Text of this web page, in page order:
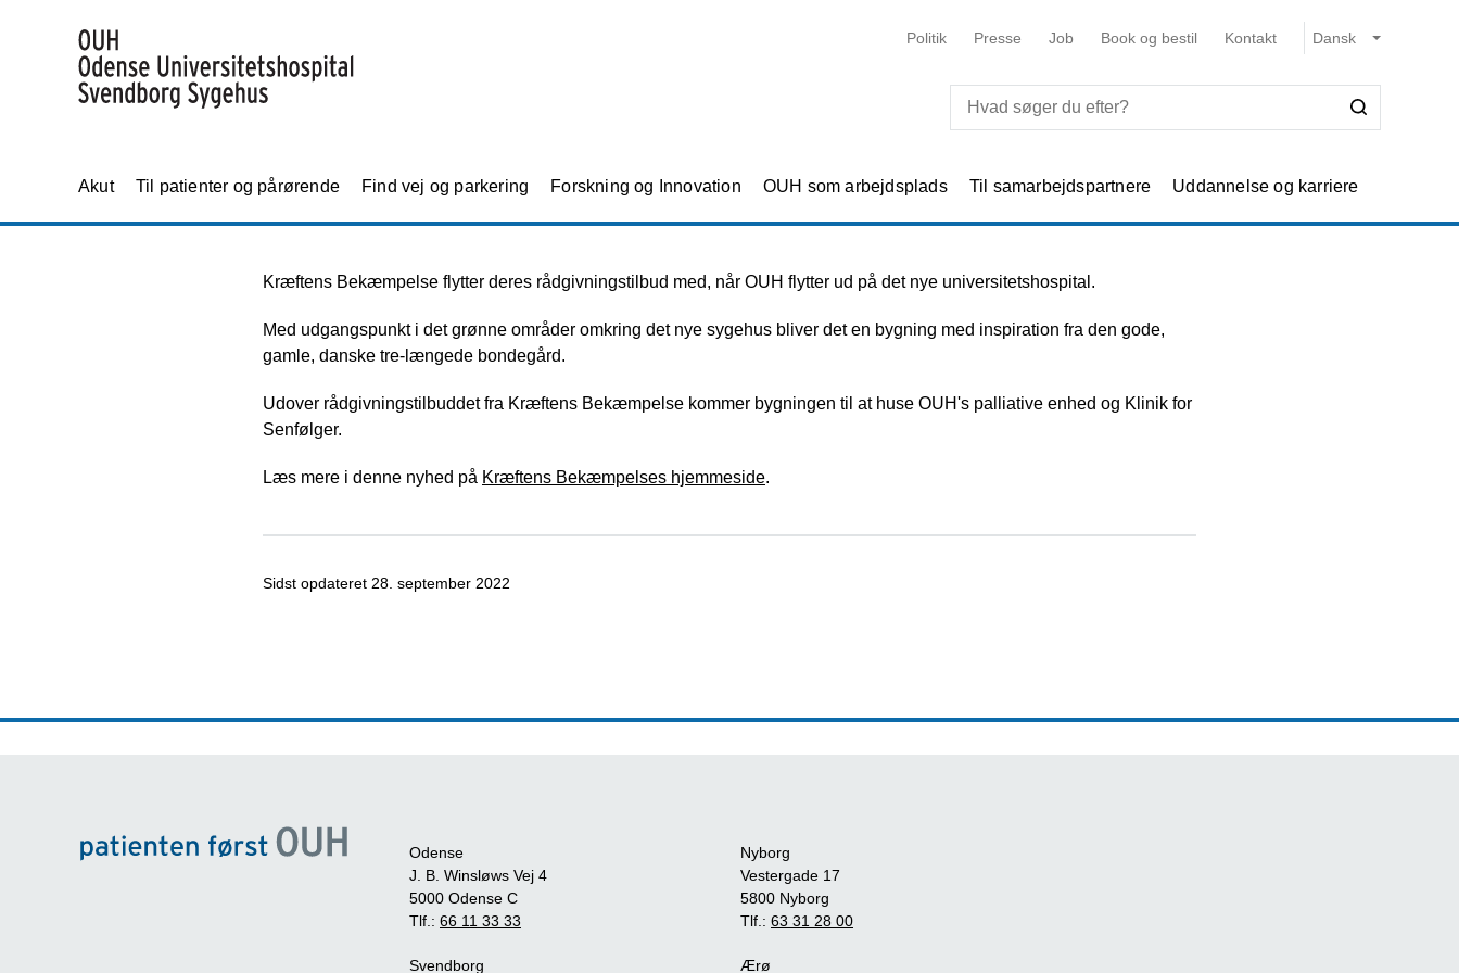
Politik Presse Job Book og bestil Kontakt
Akut Til patienter og pårørende Find vej og parkering Forskning og Innovation OUH som arbejdsplads Til samarbejdspartnere Uddannelse og karriere
Kræftens Bekæmpelse flytter deres rådgivningstilbud med, når OUH flytter ud på det nye universitetshospital.
Med udgangspunkt i det grønne områder omkring det nye sygehus bliver det en bygning med inspiration fra den gode,
gamle, danske tre-længede bondegård.
Udover rådgivningstilbuddet fra Kræftens Bekæmpelse kommer bygningen til at huse OUH's palliative enhed og Klinik for
Senfølger.
Læs mere i denne nyhed på Kræftens Bekæmpelses hjemmeside.
Sidst opdateret 28. september 2022
Odense
J. B. Winsløws Vej 4
5000 Odense C
Tlf.: 66 11 33 33
Svendborg
Nyborg
Vestergade 17
5800 Nyborg
Tlf.: 63 31 28 00
Ærø